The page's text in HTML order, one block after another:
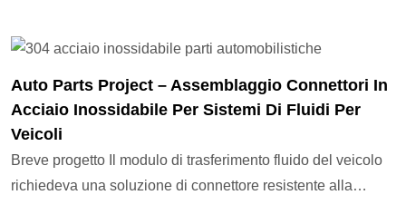
perfettamente le linee di prodotti audio di fascia alta
20.000 unità, la nostra produzione scalabile garantisce
tempi di consegna affidabili e supporta ordini di lotti
personalizzati.Risultati: La consistenza della superficie e
del colore del primo lotto soddisfavano pienamente gli
standard di vendita al dettaglio del marchio. Dopo la
Auto Parts Project – Assemblaggio Connettori In
Acciaio Inossidabile Per Sistemi Di Fluidi Per
Veicoli
Breve progetto Il modulo di trasferimento fluido del veicolo
richiedeva una soluzione di connettore resistente alla